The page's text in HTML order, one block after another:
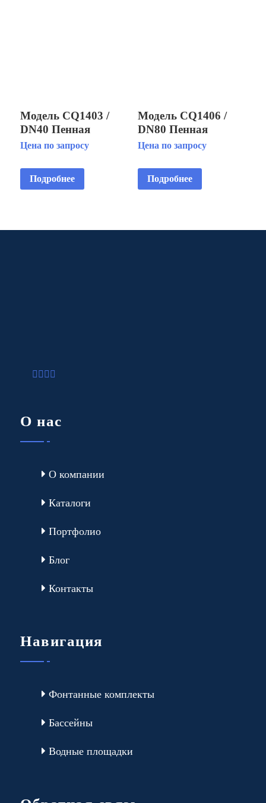
Модель CQ1403 /
DN40 Пенная
фонтанная насадка
Цена по запросу
Подробнее
Модель CQ1406 /
DN80 Пенная
фонтанная насадка
Цена по запросу
Подробнее
О нас
О компании
Каталоги
Портфолио
Блог
Контакты
Навигация
Фонтанные комплекты
Бассейны
Водные площадки